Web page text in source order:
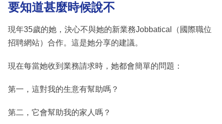
要知道甚麼時候說不
現年35歲的她，決心不與她的新業務Jobbatical（國際職位
招聘網站）合作。這是她分享的建議。
現在每當她收到業務請求時，她都會簡單的問題：
第一，這對我的生意有幫助嗎？
第二，它會幫助我的家人嗎？